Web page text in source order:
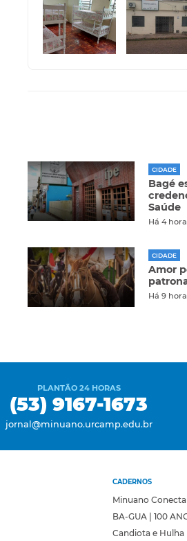
CIDADE
Bagé
Saúde
Há 4
CIDADE
Amor
Há 9
PLANTÃO 24 HORAS
(53) 9167-1673
jornal@minuano.urcamp.edu.br
CADERNOS
Minuano Conecta
BA-GUA | 100
Candiota e Hulha